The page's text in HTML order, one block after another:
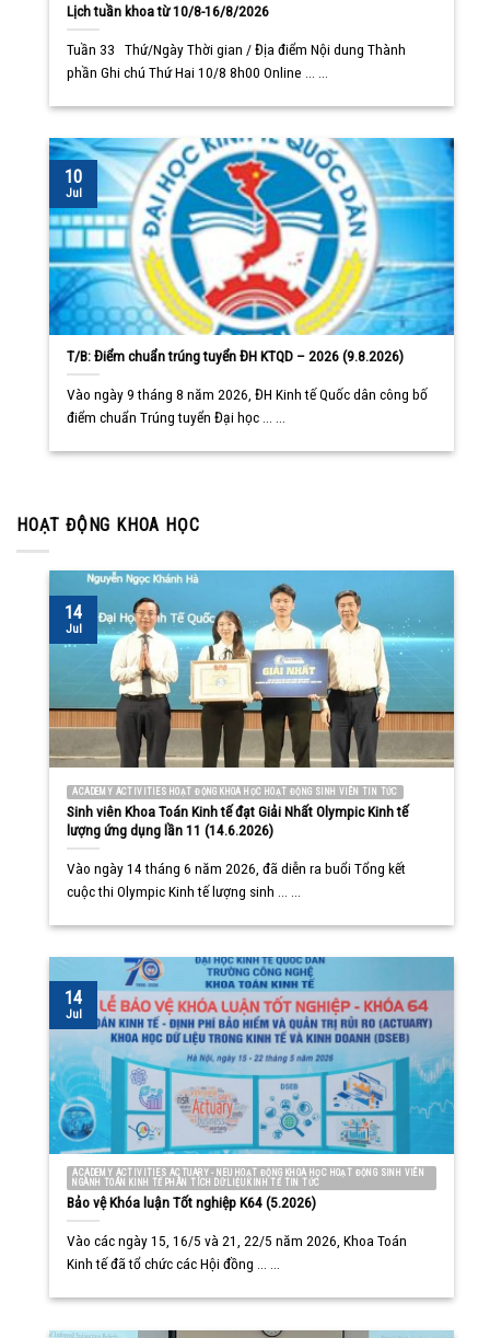
Lịch tuần khoa từ 10/8-16/8/2026
Tuần 33 Thứ/Ngày Thời gian / Địa điểm Nội dung Thành
phần Ghi chú Thứ Hai 10/8 8h00 Online ... ...
T/B: Điểm chuẩn trúng tuyển ĐH KTQD – 2026 (9.8.2026)
Vào ngày 9 tháng 8 năm 2026, ĐH Kinh tế Quốc dân công bố
điểm chuẩn Trúng tuyển Đại học ... ...
10
Jul
HOẠT ĐỘNG KHOA HỌC
ACADEMY ACTIVITIES HOẠT ĐỘNG KHOA HỌC HOẠT ĐỘNG SINH VIÊN TIN TỨC
Sinh viên Khoa Toán Kinh tế đạt Giải Nhất Olympic Kinh tế
lượng ứng dụng lần 11 (14.6.2026)
Vào ngày 14 tháng 6 năm 2026, đã diễn ra buổi Tổng kết
cuộc thi Olympic Kinh tế lượng sinh ... ...
14
Jul
ACADEMY ACTIVITIES ACTUARY - NEU HOẠT ĐỘNG KHOA HỌC HOẠT ĐỘNG SINH VIÊN
NGÀNH TOÁN KINH TẾ PHÂN TÍCH DỮ LIỆU KINH TẾ TIN TỨC
Bảo vệ Khóa luận Tốt nghiệp K64 (5.2026)
Vào các ngày 15, 16/5 và 21, 22/5 năm 2026, Khoa Toán
Kinh tế đã tổ chức các Hội đồng ... ...
14
Jul